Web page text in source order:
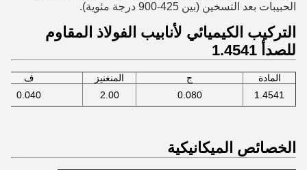
الحبيبات بعد التسخين (بين 425-900 درجة مئوية).
التركيب الكيميائي لأنابيب الفولاذ المقاوم
للصدأ 1.4541
المادة ج المنغنيز
ف
1.4541
0.080
2.00
0.040
الخصائص الميكانيكية